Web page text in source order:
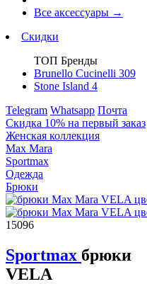
Все аксессуары →
Скидки
ТОП Бренды
Brunello Cucinelli 309
Stone Island 4
Telegram Whatsapp Почта
Скидка 10% на первый заказ
Женская коллекция
Max Mara
Sportmax
Одежда
Брюки
15096
Sportmax брюки
VELA